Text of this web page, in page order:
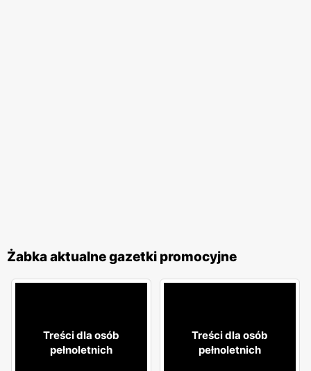
Żabka aktualne gazetki promocyjne
Treści dla osób
pełnoletnich
Treści dla osób
pełnoletnich